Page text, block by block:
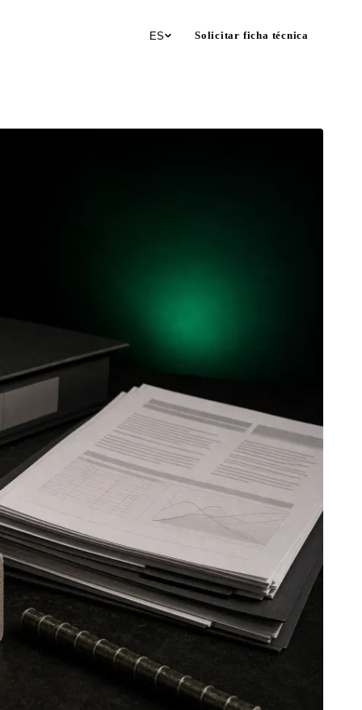
ES Solicitar ficha técnica